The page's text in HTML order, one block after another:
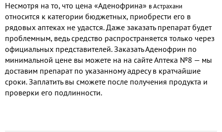
Несмотря на то, что цена «Аденофрина» в Астрахани
относится к категории бюджетных, приобрести его в
рядовых аптеках не удастся. Даже заказать препарат будет
проблемным, ведь средство распространяется только через
официальных представителей. Заказать Аденофрин по
минимальной цене вы можете на на сайте Аптека №8 — мы
доставим препарат по указанному адресу в кратчайшие
сроки. Заплатить вы сможете после получения продукта и
проверки его подлинности.